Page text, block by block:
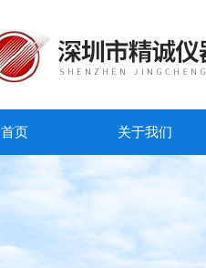
首页 关于我们